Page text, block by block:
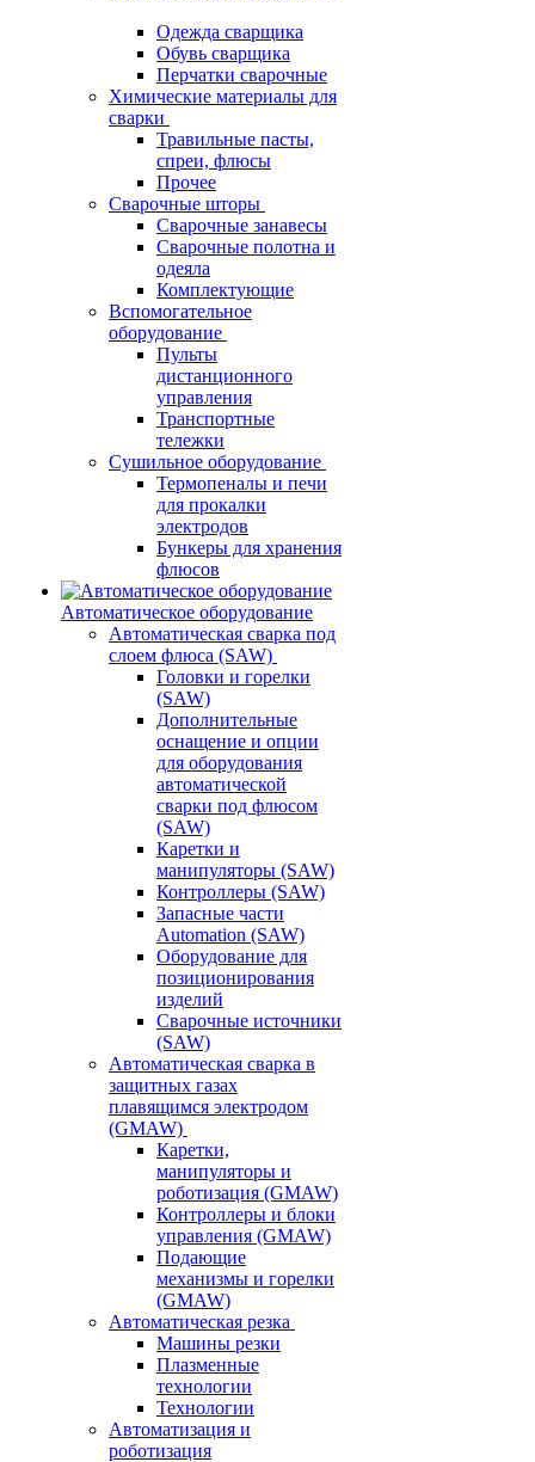
Одежда сварщика
Обувь сварщика
Перчатки сварочные
Химические материалы для
сварки
Травильные пасты,
спреи, флюсы
Прочее
Сварочные шторы
Сварочные занавесы
Сварочные полотна и
одеяла
Комплектующие
Вспомогательное
оборудование
Пульты
дистанционного
управления
Транспортные
тележки
Сушильное оборудование
Термопеналы и печи
для прокалки
электродов
Бункеры для хранения
флюсов
Автоматическое оборудование
Автоматическая сварка под
слоем флюса (SAW)
Головки и горелки
(SAW)
Дополнительные
оснащение и опции
для оборудования
автоматической
сварки под флюсом
(SAW)
Каретки и
манипуляторы (SAW)
Контроллеры (SAW)
Запасные части
Automation (SAW)
Оборудование для
позиционирования
изделий
Сварочные источники
(SAW)
Автоматическая сварка в
защитных газах
плавящимся электродом
(GMAW)
Каретки,
манипуляторы и
роботизация (GMAW)
Контроллеры и блоки
управления (GMAW)
Подающие
механизмы и горелки
(GMAW)
Автоматическая резка
Машины резки
Плазменные
технологии
Технологии
Автоматизация и
роботизация